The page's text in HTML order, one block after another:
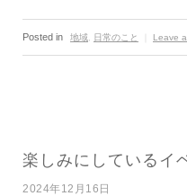
Posted in 地域 日常のこと Leave
楽しみにしているイ
2024年12月16日